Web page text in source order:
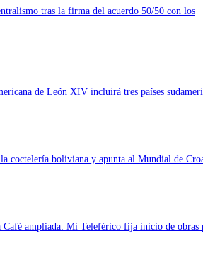
tras la firma del acuerdo 50/50 con los
de León XIV incluirá tres países
coctelería boliviana y apunta al Mundial de
Café ampliada: Mi Teleférico fija inicio de obras